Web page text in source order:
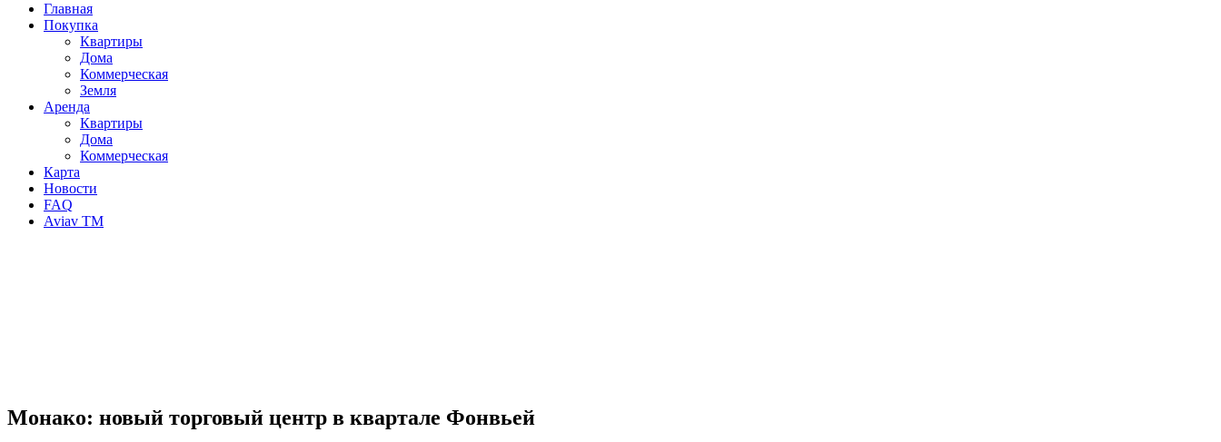
Главная
Покупка
Квартиры
Дома
Коммерческая
Земля
Аренда
Квартиры
Дома
Коммерческая
Карта
Новости
FAQ
Aviav TM
Монако: новый торговый центр в квартале Фонвьей